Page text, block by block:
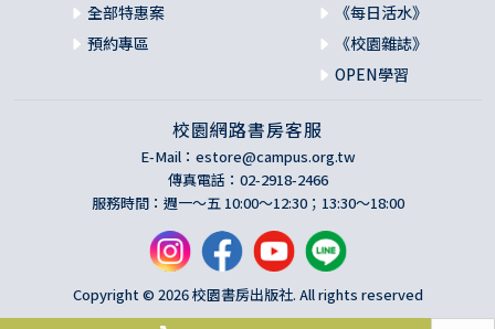
全部特惠案
預約專區
《每日活水》
《校園雜誌》
OPEN學習
校園網路書房客服
E-Mail： estore@campus.org.tw
傳真電話：02-2918-2466
服務時間：週一～五 10:00～12:30；13:30～18:00
Copyright © 2026 校園書房出版社. All rights reserved